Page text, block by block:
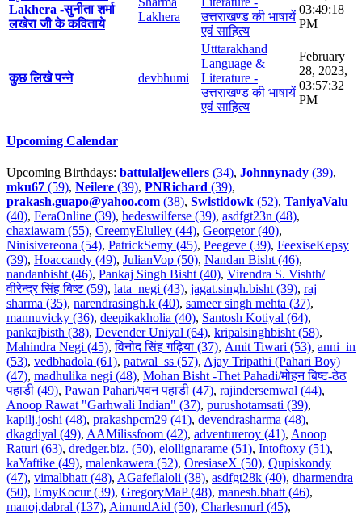
Lakhera -सुनीता शर्मा
लखेरा जी के कविताये
Lakhera
उत्तराखण्ड की भाषायें
एवं साहित्य
03:49:18
PM
कुछ लिखे पन्ने devbhumi
Utttarakhand
Language &
Literature -
उत्तराखण्ड की भाषायें
एवं साहित्य
February
28, 2023,
03:57:32
PM
Upcoming Calendar
Upcoming Birthdays: battulaljewellers (34), Johnnynady (39),
mku67 (59), Neilere (39), PNRichard (39),
prakash.guapo@yahoo.com (38), Swistidowk (52), TaniyaValu
(40), FeraOnline (39), hedeswilferse (39), asdfgt23n (48),
chaxiawam (55), CreemyElulley (44), Georgetor (40),
Ninisivereona (54), PatrickSemy (45), Peegeve (39), FeexiseKepsy
(39), Hoaccandy (49), JulianVop (50), Nandan Bisht (46),
nandanbisht (46), Pankaj Singh Bisht (40), Virendra S. Vishth/
वीरेन्द्र सिंह बिष्ट (59), lata_negi (43), jagat.singh.bisht (39), raj
sharma (35), narendrasingh.k (40), sameer singh mehta (37),
mannuvicky (36), deepikakholia (40), Santosh Kotiyal (64),
pankajbisth (38), Devender Uniyal (64), kripalsinghbisht (58),
Mahindra Negi (45),विनोद सिंह गढ़िया (37), Amit Tiwari (53), anni_in
(53), vedbhadola (61), patwal_ss (57), Ajay Tripathi (Pahari Boy)
(47), madhulika negi (48), Mohan Bisht -Thet Pahadi/मोहन बिष्ट-ठेठ
पहाडी (49), Pawan Pahari/पवन पहाडी (47), rajindersemwal (44),
Anoop Rawat "Garhwali Indian" (37), purushotamsati (39),
kapilj.joshi (48), prakashpcm29 (41), devendrasharma (48),
dkagdiyal (49), AAMilissfoom (42), adventureroy (41), Anoop
Raturi (63), dredger.biz. (50), elollignarame (51), Intoftoxy (51),
kaYaftike (49), malenkawera (52), OresiaseX (50), Qupiskondy
(47), vimalbhatt (48), AGafeflaloli (38), asdfgt28k (40), dharmendra
(50), EmyKocur (39), GregoryMaP (48), manesh.bhatt (46),
manoj.dabral (137), AimundAid (50), Charlesmurl (45),